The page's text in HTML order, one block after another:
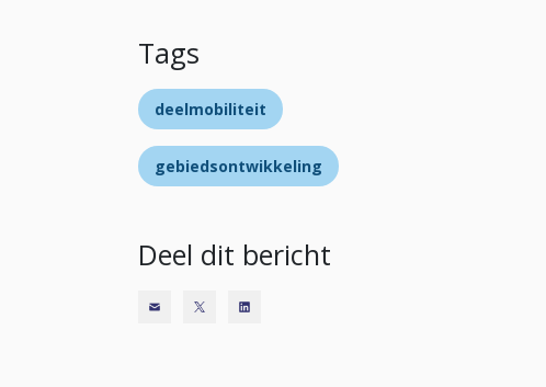
Tags
deelmobiliteit
gebiedsontwikkeling
Deel dit bericht